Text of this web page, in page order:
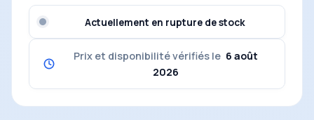
Actuellement en rupture de stock
Prix et disponibilité vérifiés le 6 août
2026